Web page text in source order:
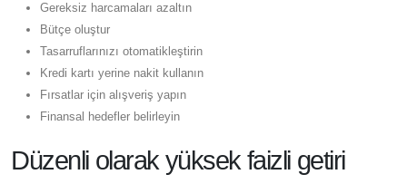
Gereksiz harcamaları azaltın
Bütçe oluştur
Tasarruflarınızı otomatikleştirin
Kredi kartı yerine nakit kullanın
Fırsatlar için alışveriş yapın
Finansal hedefler belirleyin
Düzenli olarak yüksek faizli getiri